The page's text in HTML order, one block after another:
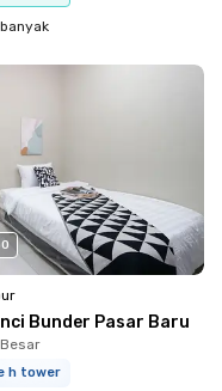
Bunder Pasar Baru
h tower